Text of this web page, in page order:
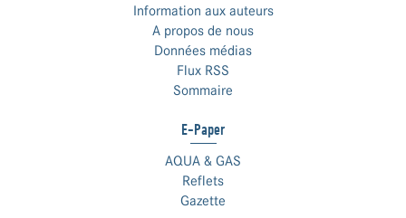
Information aux auteurs
A propos de nous
Données médias
Flux RSS
Sommaire
E-Paper
AQUA & GAS
Reflets
Gazette